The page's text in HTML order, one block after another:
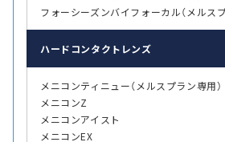
フォーシーズンバイフォーカル（メルス
ハード コンタクトレンズ
メニコンティニュー（メルスプラン専用）
メニコンZ
メニコンアイスト
メニコンEX